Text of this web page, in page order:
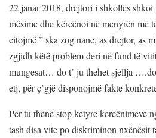
22 janar 2018, drejtori i shkollës
mësime dhe kërcënoi në menyrën më
citojmë ” ska zog nane, as drejtor,
zgjidh këtë problem deri në fund të
mungesat… do t’ ju thehet sjellja
etj, për ç’gjë disponojmë fakte
Per tu thënë stop ketyre kercënimeve
tash disa vite po diskriminon nxënësit